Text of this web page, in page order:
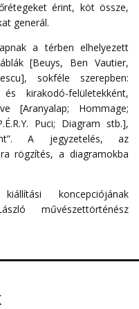
érint, köt össze,
generál.
a térben elhelyezett
[Beuys, Ben Vautier,
sokféle szerepben:
kirakodó-felületekként,
[Aranyalap; Hommage;
Puci; Diagram stb.],
A jegyzetelés, az
rögzítés, a diagramokba
koncepciójának
művészettörténész